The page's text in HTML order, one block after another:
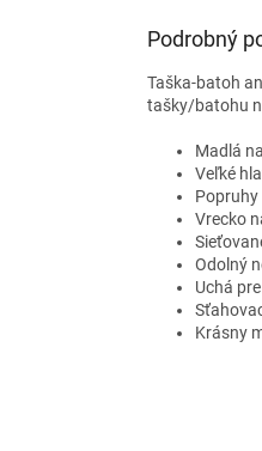
Podrobný
Taška-batoh
tašky/batohu
Madlá
Veľké
Vrecko
Odolný
Uchá
Krásny